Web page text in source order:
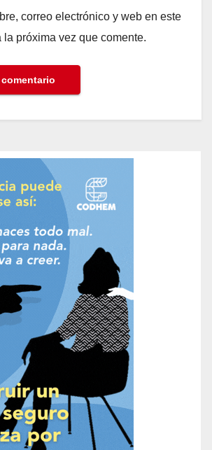
correo electrónico y web en este
la próxima vez que comente.